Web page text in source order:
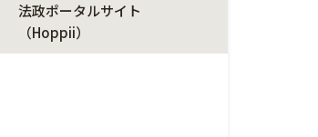
法政ポータルサイト
（Hoppii）